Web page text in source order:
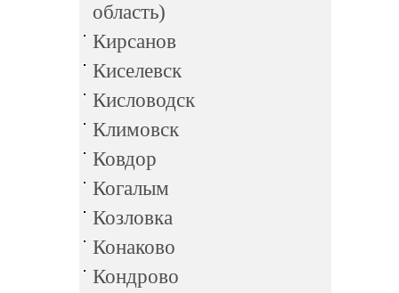
область)
Кирсанов
Киселевск
Кисловодск
Климовск
Ковдор
Когалым
Козловка
Конаково
Кондрово